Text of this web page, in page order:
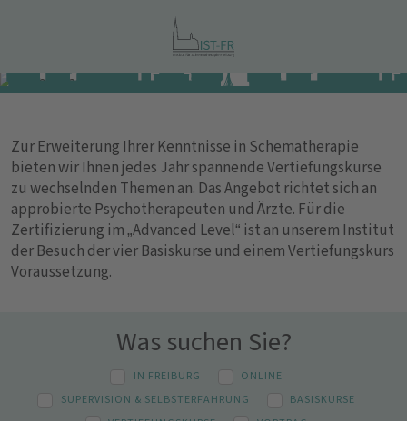
Zur Erweiterung Ihrer Kenntnisse in Schematherapie
bieten wir Ihnen jedes Jahr spannende Vertiefungskurse
zu wechselnden Themen an. Das Angebot richtet sich an
approbierte Psychotherapeuten und Ärzte. Für die
Zertifizierung im „Advanced Level“ ist an unserem Institut
der Besuch der vier Basiskurse und einem Vertiefungskurs
Voraussetzung.
Was suchen Sie?
IN FREIBURG
ONLINE
SUPERVISION & SELBSTERFAHRUNG
BASISKURSE